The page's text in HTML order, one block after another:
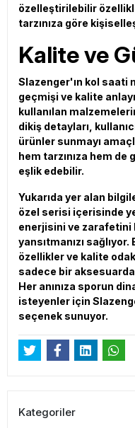
özelleştirilebilir
tarzınıza göre
Kalite ve
Slazenger'ın kol saati
geçmişi ve kalite
kullanılan
dikiş detayları,
ürünler sunmayı
hem tarzınıza hem de
eşlik edebilir.
Yukarıda yer alan
özel serisi içerisinde
enerjisini ve zarafetini
yansıtmanızı
özellikler ve kalite
sadece bir
Her anınıza sporun
isteyenler için
seçenek sunuyor.
Kategoriler